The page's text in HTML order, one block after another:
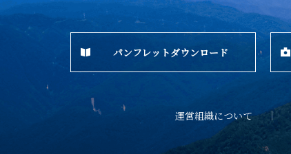
パンフレットダウンロード
運営組織について